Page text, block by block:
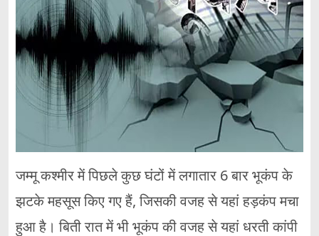
जम्मू कश्मीर में पिछले कुछ घंटों में लगातार 6 बार भूकंप के
झटके महसूस किए गए हैं, जिसकी वजह से यहां हड़कंप मचा
हुआ है। बिती रात में भी भूकंप की वजह से यहां धरती कांपी